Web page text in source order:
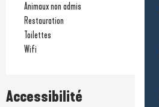
Animaux non admis
Restauration
Toilettes
Wifi
Accessibilité